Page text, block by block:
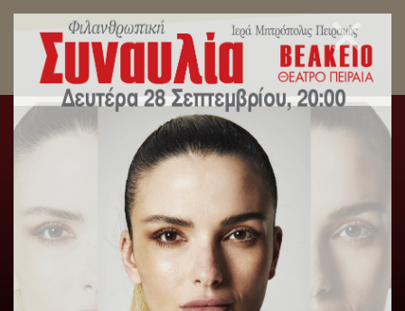
Η Θεία Λειτουργία του Αγίου Ιακώβου του
Αδελφοθέου στον Καθεδρικό Ιερό Ναό Αγίας
Τριάδος Πειραιώς.